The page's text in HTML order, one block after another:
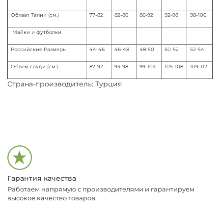
Обхват Талии (см.) 77-82 82-86 86-92 92-98 98-106
Майки и футболки
Российские Размеры 44-46 46-48 48-50 50-52 52-54
Объем груди (см.) 87-92 93-98 99-104 105-108 109-112
Страна-производитель: Турция
Гарантия качества
Работаем напрямую с производителями и гарантируем
высокое качество товаров